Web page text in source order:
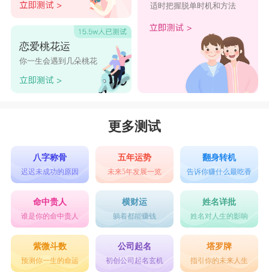
恋爱桃花运
你一生会遇到几朵桃花
适时把握脱单时机和方法
更多测试
八字称骨
迟迟未成功的原因
五年运势
未来5年发展一览
翻身转机
告诉你赚什么最吃香
命中贵人
谁是你的命中贵人
横财运
躺着都能赚钱
姓名详批
姓名对人生的影响
紫微斗数
预测你一生的命运
公司起名
初创公司起名玄机
塔罗牌
指引你的未来人生